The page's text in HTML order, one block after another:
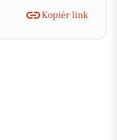
Kopiér link